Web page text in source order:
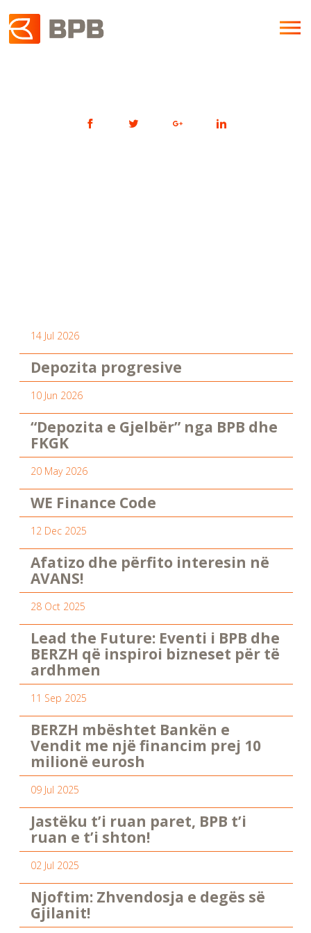
14 Jul 2026
Depozita progresive
10 Jun 2026
“Depozita e Gjelbër” nga BPB dhe
FKGK
20 May 2026
WE Finance Code
12 Dec 2025
Afatizo dhe përfito interesin në
AVANS!
28 Oct 2025
Lead the Future: Eventi i BPB dhe
BERZH që inspiroi bizneset për të
ardhmen
11 Sep 2025
BERZH mbështet Bankën e
Vendit me një financim prej 10
milionë eurosh
09 Jul 2025
Jastëku t’i ruan paret, BPB t’i
ruan e t’i shton!
02 Jul 2025
Njoftim: Zhvendosja e degës së
Gjilanit!